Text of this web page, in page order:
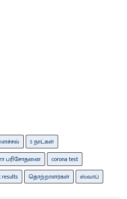
5 நாட்கள்
பரிசோதனை
corona test
தொற்றாளர்கள் ஸ்வாப்